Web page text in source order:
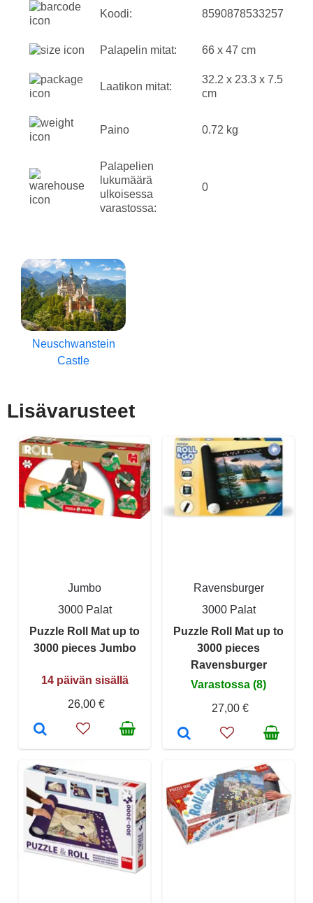
Koodi: 8590878533257
Palapelin mitat: 66 x 47 cm
Laatikon mitat:
32.2 x 23.3 x 7.5
cm
Paino 0.72 kg
Palapelien
lukumäärä
ulkoisessa
varastossa:
0
Neuschwanstein
Castle
Lisävarusteet
Jumbo
3000 Palat
Puzzle Roll Mat up to
3000 pieces Jumbo
14 päivän sisällä
26,00 €
Ravensburger
3000 Palat
Puzzle Roll Mat up to
3000 pieces
Ravensburger
Varastossa (8)
27,00 €